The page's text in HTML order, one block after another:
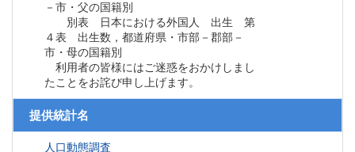
－市・父の国籍別
別表 日本における外国人 出生 第
４表 出生数，都道府県・市部－郡部－
市・母の国籍別
利用者の皆様にはご迷惑をおかけしまし
たことをお詫び申し上げます。
提供統計名
人口動態調査